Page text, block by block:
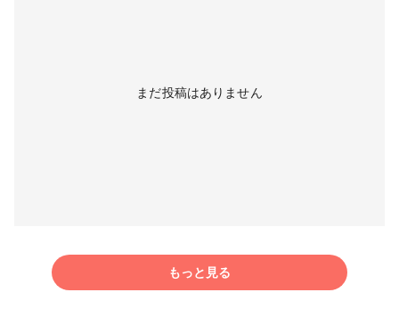
まだ投稿はありません
もっと見る